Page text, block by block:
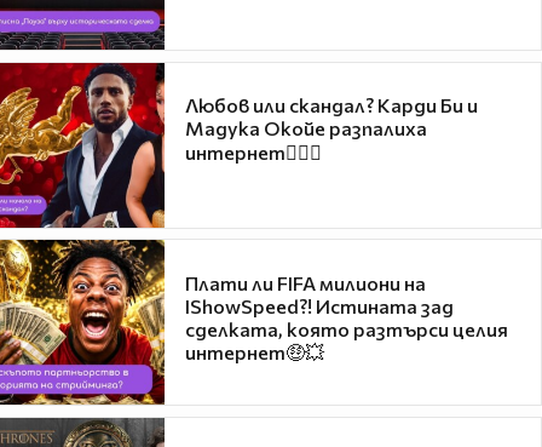
Любов или скандал? Карди Би и
Мадука Окойе разпалиха
интернет❤️‍🔥🔥
Плати ли FIFA милиони на
IShowSpeed?! Истината зад
сделката, която разтърси целия
интернет🤑💥